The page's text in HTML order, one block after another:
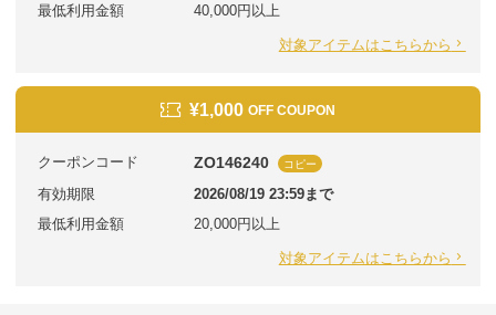
最低利用金額
40,000円以上
対象アイテムはこちらから
¥1,000 OFF COUPON
クーポンコード ZO146240 コピー
有効期限
2026/08/19 23:59まで
最低利用金額
20,000円以上
対象アイテムはこちらから